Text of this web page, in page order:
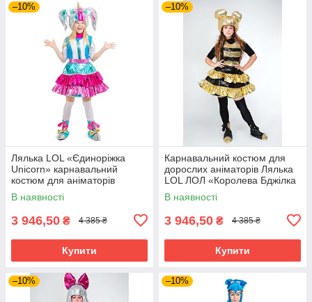
–10%
Лялька LOL «Єдиноріжка
Unicorn» карнавальний
костюм для аніматорів
В наявності
3 946,50 ₴ 4 385 ₴
Купити
–10%
Карнавальний костюм для
дорослих аніматорів Лялька
LOL ЛОЛ «Королева Бджілка
(Queen Bee)»
В наявності
3 946,50 ₴ 4 385 ₴
Купити
–10% –10%